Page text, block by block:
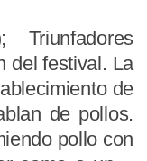
Triunfadores
del festival. La
de
de pollos.
pollo con